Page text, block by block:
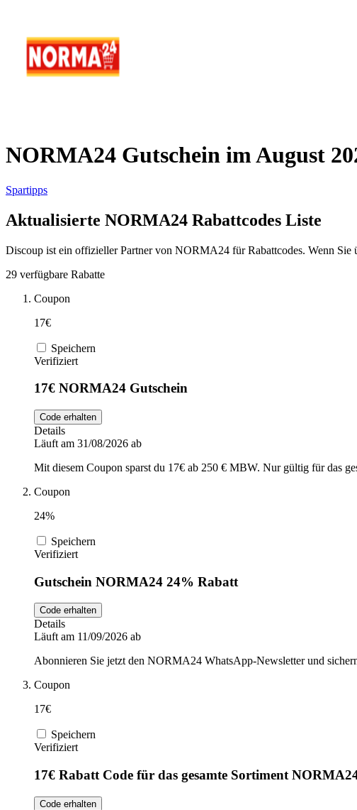
NORMA24 Gutschein im August
Spartipps
Aktualisierte NORMA24 Rabattcodes Liste
Discoup ist ein offizieller Partner von NORMA24 für Rabattcodes. Wenn
29 verfügbare Rabatte
Coupon
17€
Speichern
Verifiziert
17€ NORMA24 Gutschein
Code erhalten
Details
Läuft am 31/08/2026 ab
Mit diesem Coupon sparst du 17€ ab 250 € MBW. Nur gültig für das
Coupon
24%
Speichern
Verifiziert
Gutschein NORMA24 24% Rabatt
Code erhalten
Details
Läuft am 11/09/2026 ab
Abonnieren Sie jetzt den NORMA24 WhatsApp-Newsletter und
Coupon
17€
Speichern
Verifiziert
17€ Rabatt Code für das gesamte Sortiment
Code erhalten